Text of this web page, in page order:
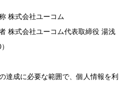
株式会社ユーコム
株式会社ユーコム代表取締役 湯浅
達成に必要な範囲で、個人情報を利